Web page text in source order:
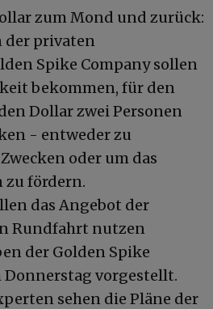
zum Mond und zurück:
der privaten
Spike Company sollen
bekommen, für den
Dollar zwei Personen
- entweder zu
oder um das
zu fördern.
das Angebot der
Rundfahrt nutzen
der Golden Spike
Donnerstag vorgestellt.
sehen die Pläne der